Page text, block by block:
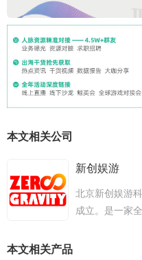
本文相关公司
新创娱游
北京新创娱游
成立。是一家
本文相关产品